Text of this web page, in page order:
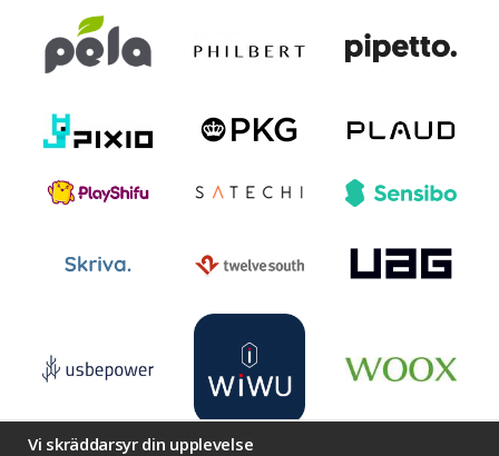
Vi skräddarsyr din upplevelse